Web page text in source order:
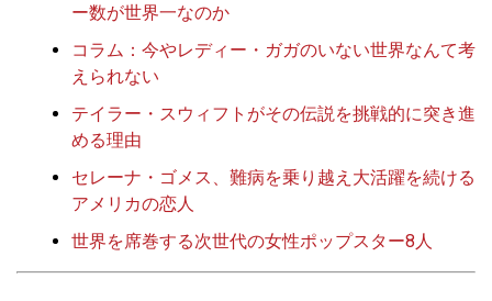
ー数が世界一なのか
コラム：今やレディー・ガガのいない世界なんて考
えられない
テイラー・スウィフトがその伝説を挑戦的に突き進
める理由
セレーナ・ゴメス、難病を乗り越え大活躍を続ける
アメリカの恋人
世界を席巻する次世代の女性ポップスター8人